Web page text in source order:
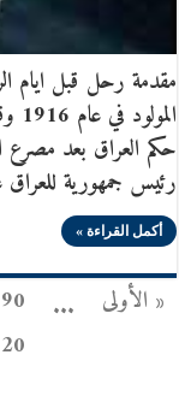
مقدمة رحل قبل ايام
حكم العراق بعد مصرع
رئيس جمهورية للعراق عام
أكمل القراءة »
« الأولى ...
90